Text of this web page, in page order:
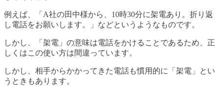
例えば、「A社の田中様から、10時30分に架電あり。折り返
し電話をお願いします。」などというようなものです。
しかし、「架電」の意味は電話をかけることであるため、正
しくはこの使い方は間違っています。
しかし、相手からかかってきた電話も慣用的に「架電」とい
うときもあります。